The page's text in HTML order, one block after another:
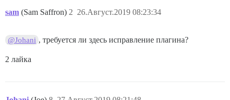
sam (Sam Saffron) 26.Август.2019 08:23:34
2
@Johani , требуется ли здесь исправление плагина?
2 лайка